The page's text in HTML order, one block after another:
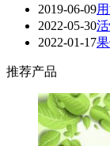
2019-06-09
2022-05-30
2022-01-17
推荐产品